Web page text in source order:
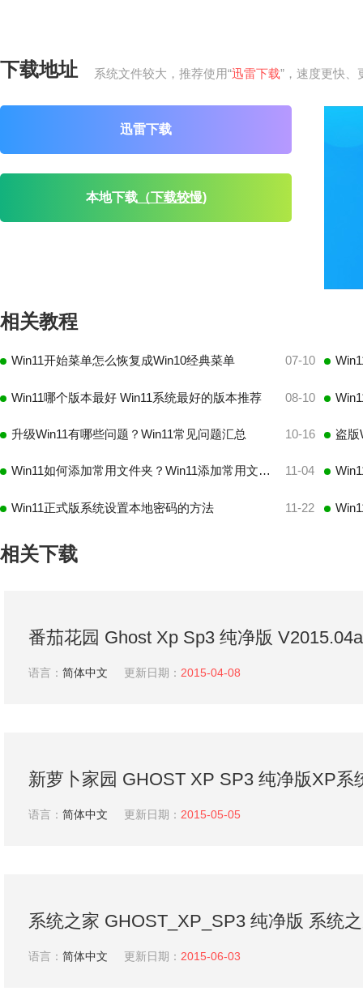
下载地址 系统文件较大，推荐使用“迅雷下载”，速度更快、
迅雷下载
本地下载（下载较慢)
相关教程
Win11开始菜单怎么恢复成Win10经典菜单 07-10
Win11哪个版本最好 Win11系统最好的版本推荐 08-10
升级Win11有哪些问题？Win11常见问题汇总 10-16
Win11如何添加常用文件夹？Win11添加常用文件夹操作方法 11-04
Win11正式版系统设置本地密码的方法 11-22
相关下载
番茄花园 Ghost Xp Sp3 纯净版
番茄花园系统
语言： 简体中文 更新日期： 2015-04-08
新萝卜家园 GHOST XP SP3 纯净版XP系
2015.04
语言： 简体中文 更新日期： 2015-05-05
系统之家 GHOST_XP_SP3 纯净版 系统
2015.06_XP系统下载
语言： 简体中文 更新日期： 2015-06-03